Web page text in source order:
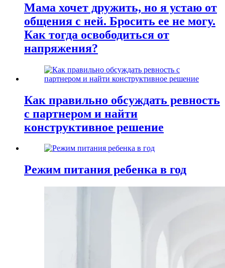
Мама хочет дружить, но я устаю от
общения с ней. Бросить ее не могу.
Как тогда освободиться от
напряжения?
Как правильно обсуждать ревность
с партнером и найти
конструктивное решение
Режим питания ребенка в год